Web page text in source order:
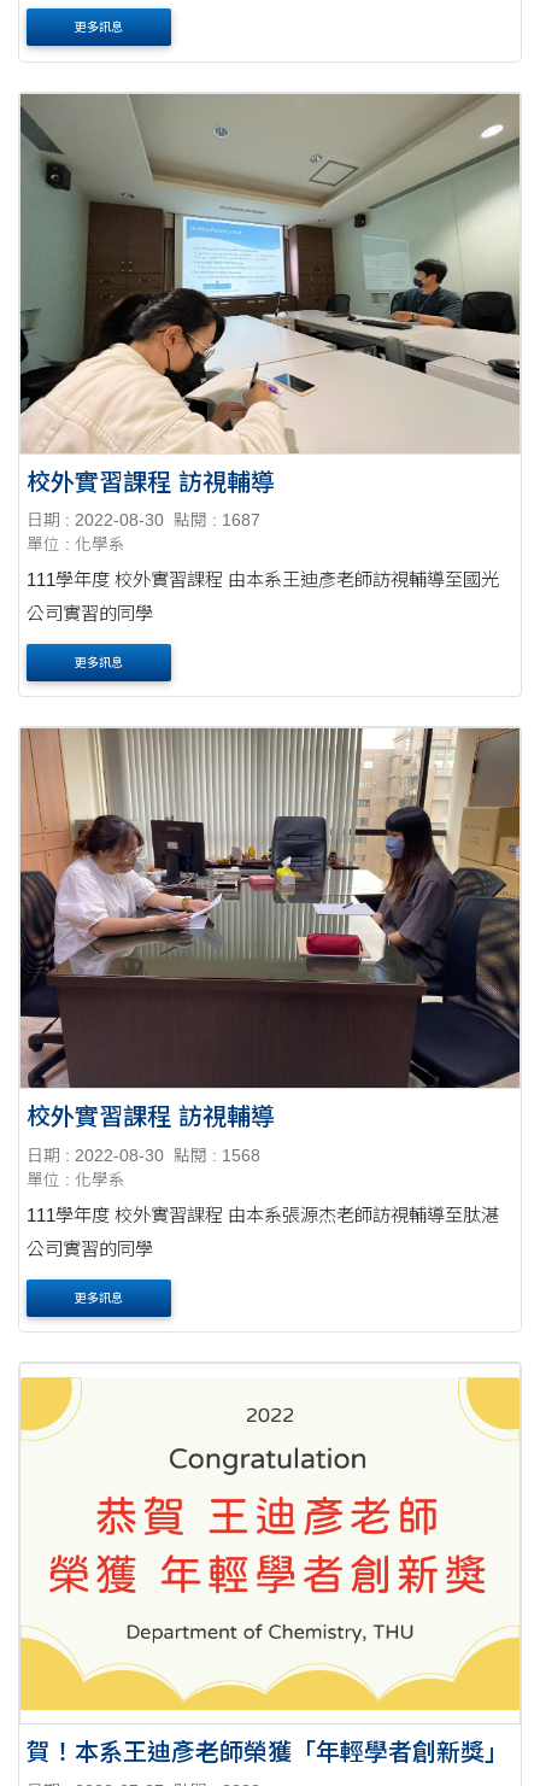
分子結構設計建築師。 在2020年獲得美國國家科學基金會
（National Science Foundation）近50萬美元獎金的支....
更多訊息
校外實習課程 訪視輔導
日期 : 2022-08-30 點閱 : 1687
單位 : 化學系
111學年度 校外實習課程 由本系王迪彥老師訪視輔導至國光
公司實習的同學
更多訊息
校外實習課程 訪視輔導
日期 : 2022-08-30 點閱 : 1568
單位 : 化學系
111學年度 校外實習課程 由本系張源杰老師訪視輔導至肽湛
公司實習的同學
更多訊息
賀！本系王迪彥老師榮獲「年輕學者創新獎」